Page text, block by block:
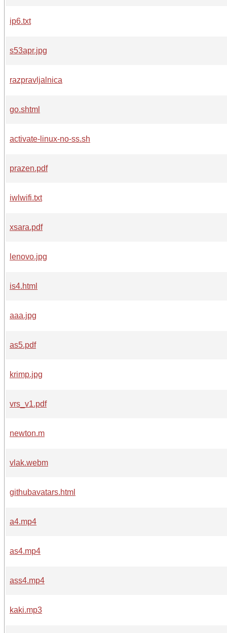
ip6.txt
s53apr.jpg
razpravljalnica
go.shtml
activate-linux-no-ss.sh
prazen.pdf
iwlwifi.txt
xsara.pdf
lenovo.jpg
is4.html
aaa.jpg
as5.pdf
krimp.jpg
vrs_v1.pdf
newton.m
vlak.webm
githubavatars.html
a4.mp4
as4.mp4
ass4.mp4
kaki.mp3